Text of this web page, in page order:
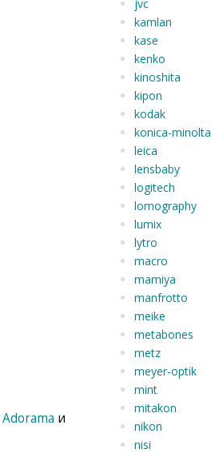
Adorama и
jvc
kamlan
kase
kenko
kinoshita
kipon
kodak
konica-minolta
leica
lensbaby
logitech
lomography
lumix
lytro
macro
mamiya
manfrotto
meike
metabones
metz
meyer-optik
mint
mitakon
nikon
nisi